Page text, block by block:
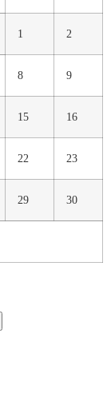
1 2
8 9
15 16
22 23
29 30